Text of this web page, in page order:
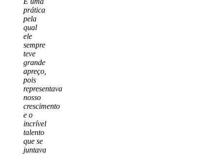
prática
pela
qual
ele
sempre
teve
grande
apreço,
pois
representava
nosso
crescimento
e o
incrível
talento
que se
juntava